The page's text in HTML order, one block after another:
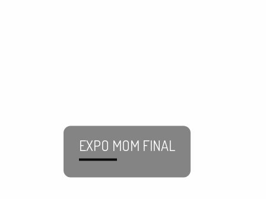
EXPO MOM FINAL